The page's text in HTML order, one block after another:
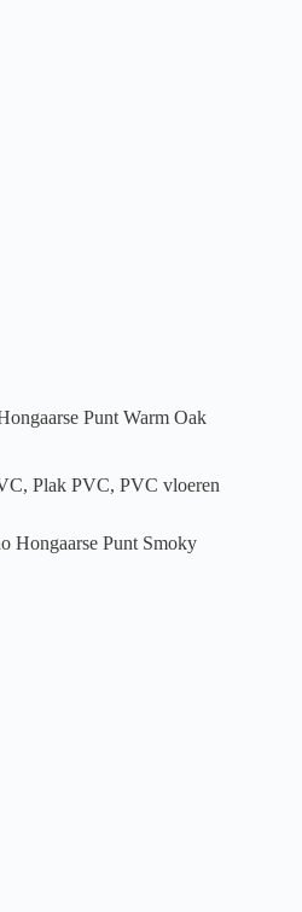
Punt Warm Oak
, Plak PVC, PVC vloeren